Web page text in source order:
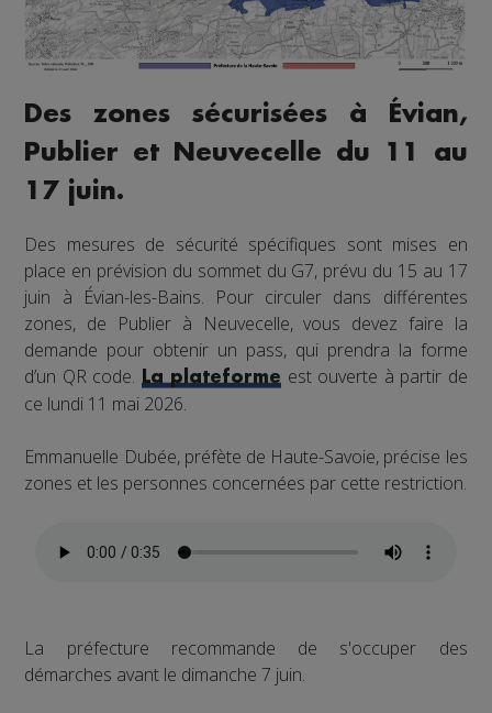
Des zones sécurisées à Évian,
Publier et Neuvecelle du 11 au
17 juin.
Des mesures de sécurité spécifiques sont mises en
place en prévision du sommet du G7, prévu du 15 au 17
juin à Évian-les-Bains. Pour circuler dans différentes
zones, de Publier à Neuvecelle, vous devez faire la
demande pour obtenir un pass, qui prendra la forme
d’un QR code.
La plateforme est ouverte à partir de
ce lundi 11 mai 2026.
Emmanuelle Dubée, préfète de Haute-Savoie, précise les
zones et les personnes concernées par cette restriction.
La préfecture recommande de s'occuper des
démarches avant le dimanche 7 juin.